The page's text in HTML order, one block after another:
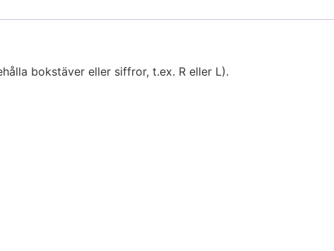
bokstäver eller siffror, t.ex. R eller L).